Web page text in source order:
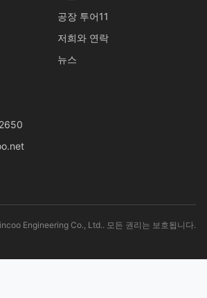
공장 투어11
저희와 연락
뉴스
Engineering Co., Ltd.. 모든 권리는 보호됩니다.